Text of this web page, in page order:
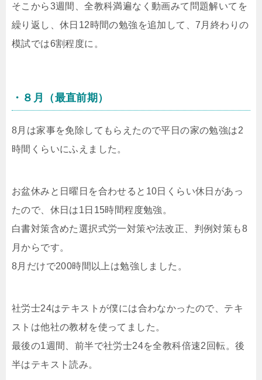
そこから3週間、全教科満遍なく動画みて問題解いてを
繰り返し、休日12時間の勉強を追加して、7月終わりの
模試では6割程度に。
・８月（最直前期）
8月は家事を免除してもらえたので平日の家の勉強は2
時間くらいにふえました。
お盆休みと日曜日を合わせると10日くらい休日があっ
たので、休日は1日15時間程度勉強。
白書対策含めた選択式労一対策や法改正、判例対策も8
月からです。
8月だけで200時間以上は勉強しました。
社労士24はテキストが僕には合わなかったので、テキ
ストは他社の教材を使ってました。
最後の1週間、前半で社労士24を全教科倍速2回転。後
半はテキスト読み。